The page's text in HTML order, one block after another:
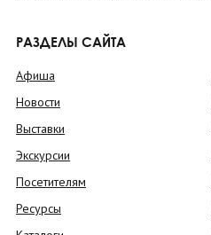
РАЗДЕЛЫ САЙТА
Афиша
Новости
Выставки
Экскурсии
Посетителям
Ресурсы